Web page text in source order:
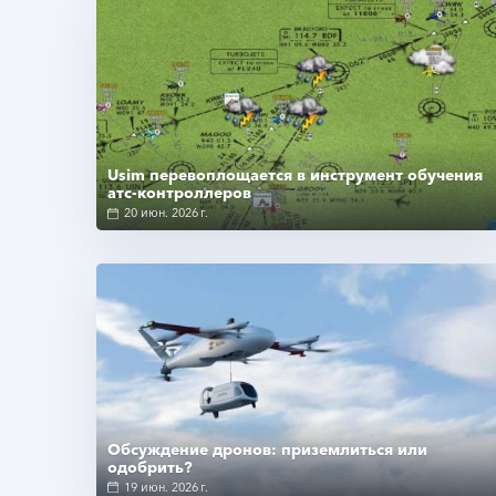
Подробнее
Usim перевоплощается в инструмент обучения
атс-контроллеров
20 июн. 2026 г.
Подробнее
Обсуждение дронов: приземлиться или
одобрить?
19 июн. 2026 г.